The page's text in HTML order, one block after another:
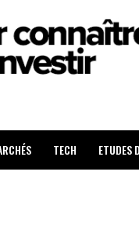
TECH ETUDES